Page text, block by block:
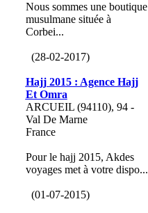
Nous sommes une boutique
musulmane située à
Corbei...
(28-02-2017)
Hajj 2015 : Agence Hajj
Et Omra
ARCUEIL (94110), 94 -
Val De Marne
France
Pour le hajj 2015, Akdes
voyages met à votre dispo...
(01-07-2015)